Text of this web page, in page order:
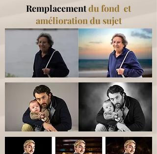
Remplacementdu fond et
amélioration du sujet